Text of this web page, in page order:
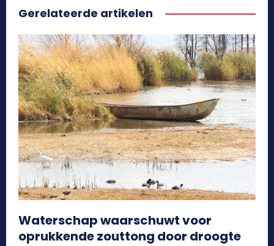
Gerelateerde artikelen
Waterschap waarschuwt voor
oprukkende zouttong door droogte